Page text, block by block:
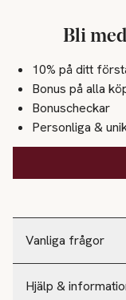
Vanliga frågor
Hjälp &
Bli
10% på ditt
Bonus på alla
Bonuscheckar
Personliga &